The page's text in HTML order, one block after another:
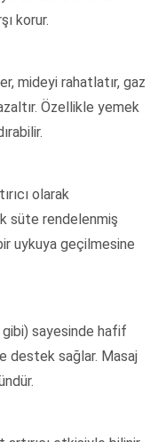
korur.
mideyi rahatlatır, gaz
Özellikle yemek
olarak
süte rendelenmiş
uykuya geçilmesine
sayesinde hafif
destek sağlar. Masaj